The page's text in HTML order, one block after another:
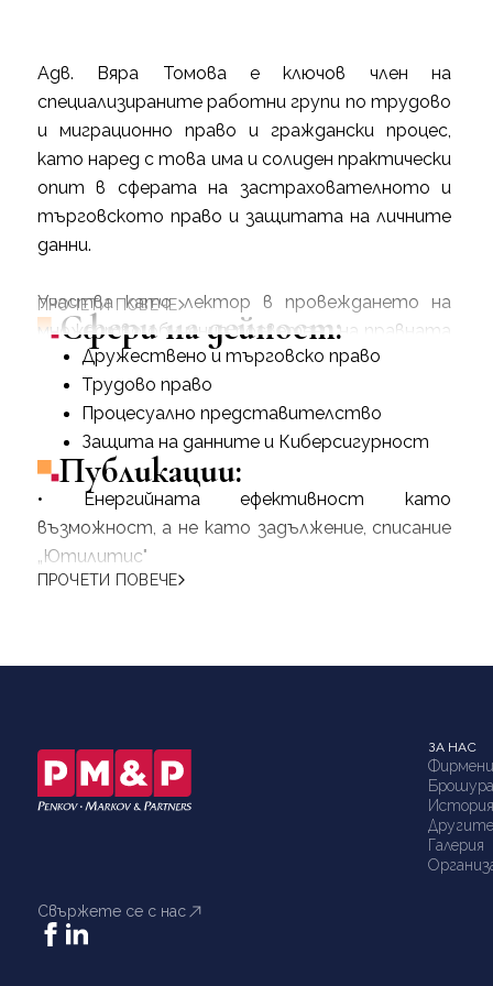
Адв. Вяра Томова е ключов член на
специализираните работни групи по трудово
и миграционно право и граждански процес,
като наред с това има и солиден практически
опит в сферата на застрахователното и
търговското право и защитата на личните
данни.
Участва като лектор в провеждането на
множество обучения, посветени на правната
рамка, регламентираща трудовата заетост
и пребиваването на чужденци в България. В
хода на своята дейност адв. Вяра Томова
участва в изготвянето на редица правни
анализи и становища за български и
международни компании. От февруари 2023 г.
тя е сертифициран медиатор.
ПРОЧЕТИ ПОВЕЧЕ
Сфери на дейност:
Дружествено и търговско право
Трудово право
Процесуално представителство
Защита на данните и Киберсигурност
Публикации:
• Енергийната ефективност като
възможност, а не като задължение, списание
„Ютилитис"
ПРОЧЕТИ ПОВЕЧЕ
Свържете се с нас
ЗА НАС
Брошура
История
Галерия